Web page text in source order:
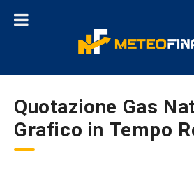
Quotazione Gas
Grafico in Tempo